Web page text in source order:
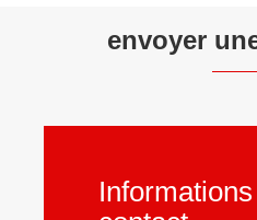
envoyer